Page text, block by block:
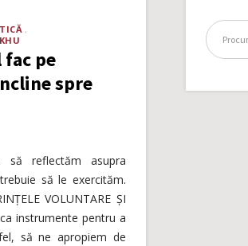
pe
spre
să reflectăm asupra
să le exercităm.
VOLUNTARE ȘI
ca instrumente pentru a
să ne apropiem de